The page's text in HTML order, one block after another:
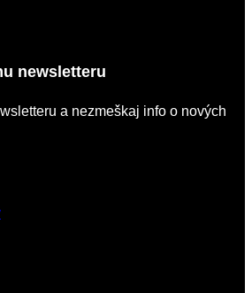
newsletteru
a nezmeškaj info o nových